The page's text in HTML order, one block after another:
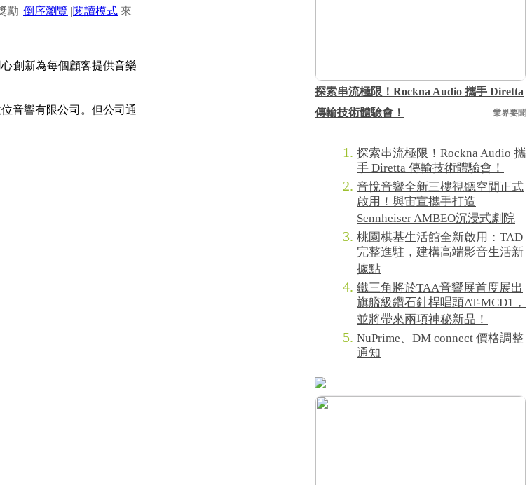
|倒序瀏覽 |閱讀模式 來
創新為每個顧客提供音樂
音響有限公司。但公司通
探索串流極限！Rockna Audio 攜手 Diretta
傳輸技術體驗會！
業界要聞
探索串流極限！Rockna Audio 攜
手 Diretta 傳輸技術體驗會！
音悅音響全新三樓視聽空間正式
啟用！與宙宣攜手打造
Sennheiser AMBEO沉浸式劇院
桃園棋基生活館全新啟用：TAD
完整進駐，建構高端影音生活新
據點
鐵三角將於TAA音響展首度展出
旗艦級鑽石針桿唱頭AT-MCD1，
並將帶來兩項神秘新品！
NuPrime、DM connect 價格調整
通知